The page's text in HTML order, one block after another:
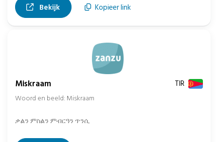
Bekijk, opent in nieuw tabblad
Kopieer link
Miskraam TIR
Woord en beeld: Miskraam
ቃልን ምስልን ምብርዓን ጥንሲ